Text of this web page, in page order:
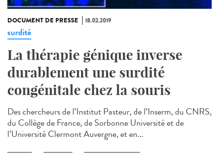
DOCUMENT DE PRESSE 18.02.2019
surdité
La thérapie génique inverse
durablement une surdité
congénitale chez la souris
Des chercheurs de l’Institut Pasteur, de l’Inserm, du CNRS,
du Collège de France, de Sorbonne Université et de
l’Université Clermont Auvergne, et en...